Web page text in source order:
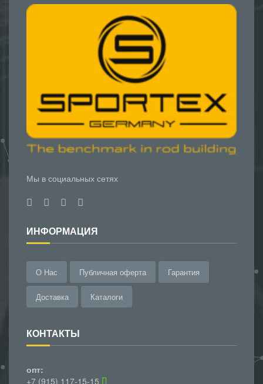
Мы в социальных сетях
ИНФОРМАЦИЯ
О Нас Публичная оферта Гарантия
Доставка Каталоги
КОНТАКТЫ
опт:
+7 (915) 117-15-15